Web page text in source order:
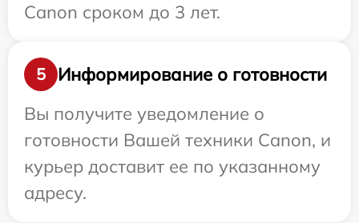
Canon сроком до 3 лет.
5
Информирование о готовности
Вы получите уведомление о
готовности Вашей техники Canon, и
курьер доставит ее по указанному
адресу.